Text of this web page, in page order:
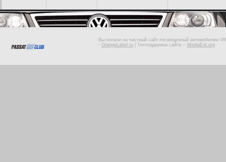
Вы попали на частный сайт посвященный автомобилям
- OrangeLabel.ru Техподдержка сайта -- MediaEnt.org